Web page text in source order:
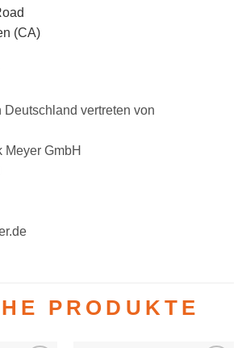
(CA)
Deutschland vertreten von
Meyer GmbH
PRODUKTE